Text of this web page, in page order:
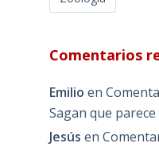
Comentarios
Emilio en
Sagan que
Jesús en